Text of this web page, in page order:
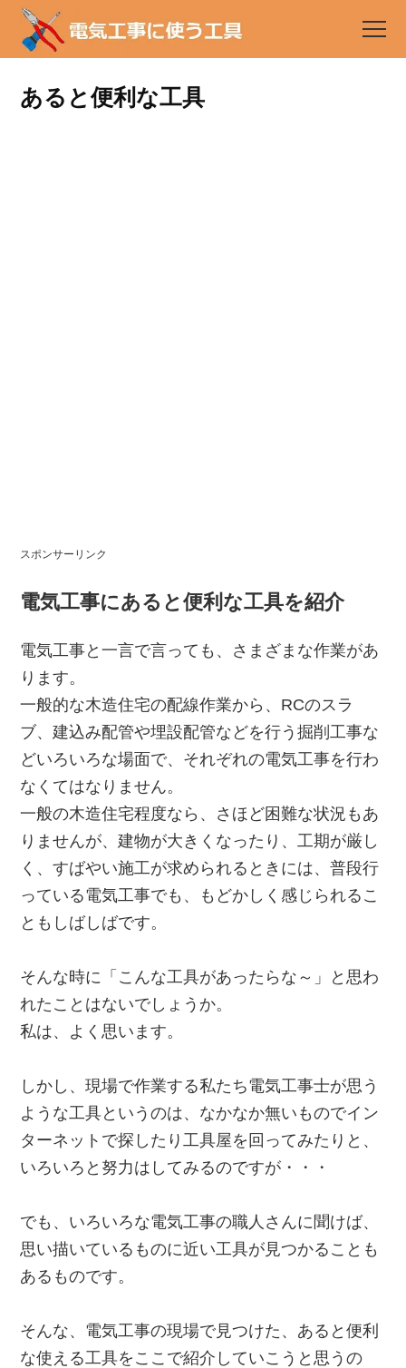
あると便利な工具
スポンサーリンク
電気工事にあると便利な工具を紹介
電気工事と一言で言っても、さまざまな作業があ
ります。
一般的な木造住宅の配線作業から、RCのスラ
ブ、建込み配管や埋設配管などを行う掘削工事な
どいろいろな場面で、それぞれの電気工事を行わ
なくてはなりません。
一般の木造住宅程度なら、さほど困難な状況もあ
りませんが、建物が大きくなったり、工期が厳し
く、すばやい施工が求められるときには、普段行
っている電気工事でも、もどかしく感じられるこ
ともしばしばです。
そんな時に「 こんな工具があったらな～ 」と思わ
れたことはないでしょうか。
私は、よく思います。
しかし、現場で作業する私たち電気工事士が思う
ような工具というのは、なかなか無いものでイン
ターネットで探したり工具屋を回ってみたりと、
いろいろと努力はしてみるのですが・・・
でも、いろいろな電気工事の職人さんに聞けば、
思い描いているものに近い工具が見つかることも
あるものです。
そんな、電気工事の現場で見つけた、あると便利
な使える工具をここで紹介していこうと思うの